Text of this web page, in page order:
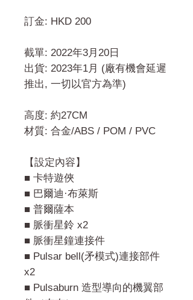
訂金: HKD 200
截單: 2022年3月20日
出貨: 2023年1月 (廠有機會延遲
推出, 一切以官方為準)
高度: 約27CM
材質: 合金/ABS / POM / PVC
【設定內容】
■ 卡特遊俠
■ 巴爾迪·布萊斯
■ 普爾薩本
■ 脈衝星鈴 x2
■ 脈衝星鐘連接件
■ Pulsar bell(矛模式)連接部件
x2
■ Pulsaburn 造型導向的機翼部